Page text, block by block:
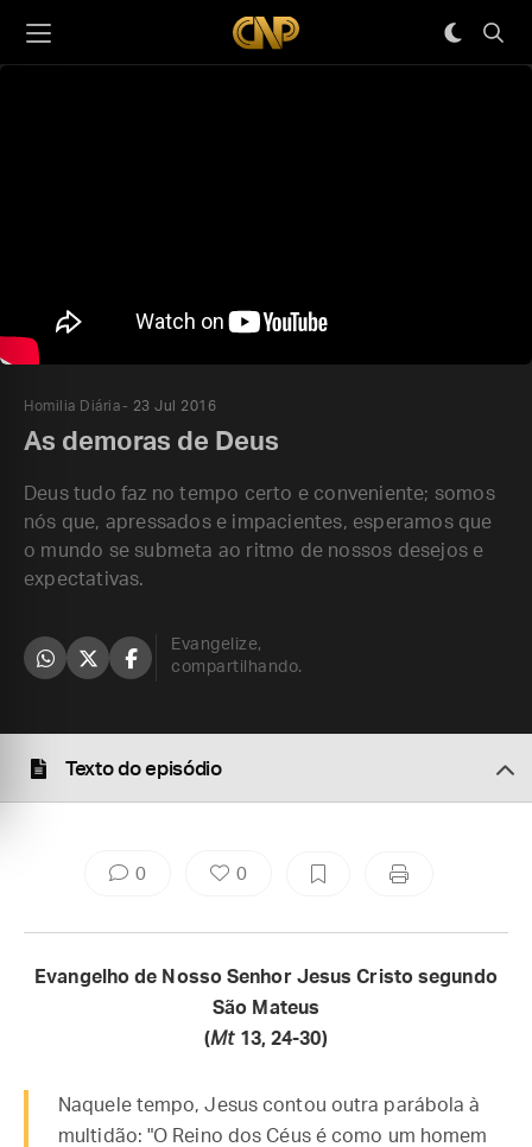
Homilia Diária 23 Jul 2016
As demoras de Deus
Deus tudo faz no tempo certo e conveniente; somos
nós que, apressados e impacientes, esperamos que
o mundo se submeta ao ritmo de nossos desejos e
expectativas.
Evangelize,
compartilhando.
Texto do episódio
0 0
Evangelho de Nosso Senhor Jesus Cristo segundo
São Mateus
(Mt13, 24-30)
Naquele tempo, Jesus contou outra parábola à
multidão: "O Reino dos Céus é como um homem